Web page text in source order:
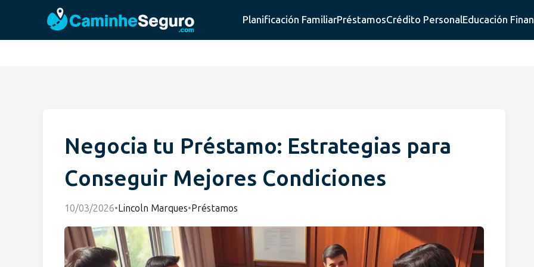
Planificación FamiliarPréstamosCrédito PersonalEducación
Negocia tu Préstamo: Estrategias para
Conseguir Mejores Condiciones
10/03/2026•Lincoln Marques•Préstamos